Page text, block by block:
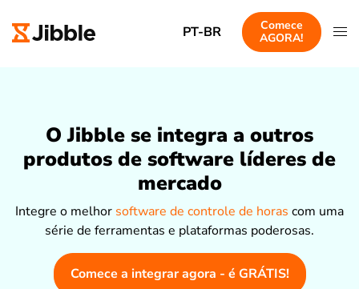
PT-BR
Comece
AGORA!
O Jibble se integra a outros
produtos de software líderes de
mercado
Integre o melhor software de controle de horas com uma
série de ferramentas e plataformas poderosas.
Comece a integrar agora - é GRÁTIS!